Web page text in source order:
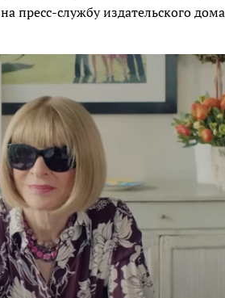
пресс-службу издательского